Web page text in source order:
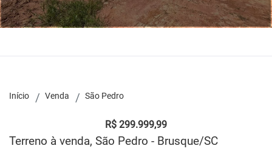
Início Venda São Pedro
R$ 299.999,99
Terreno à venda, São Pedro - Brusque/SC